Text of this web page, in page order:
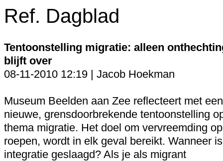
Ref. Dagblad
Tentoonstelling migratie: alleen
blijft over
08-11-2010 12:19 | Jacob Hoekman
Museum Beelden aan Zee reflecteert met een
nieuwe, grensdoorbrekende tentoonstelling
thema migratie. Het doel om vervreemding
roepen, wordt in elk geval bereikt. Wanneer is
integratie geslaagd? Als je als migrant